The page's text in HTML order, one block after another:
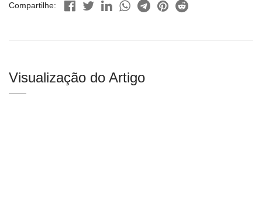
Compartilhe:
Visualização do Artigo